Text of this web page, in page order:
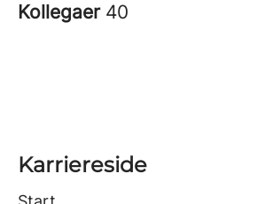
Kollegaer 40
Karriereside